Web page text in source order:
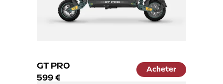
GT PRO
599 €
Acheter